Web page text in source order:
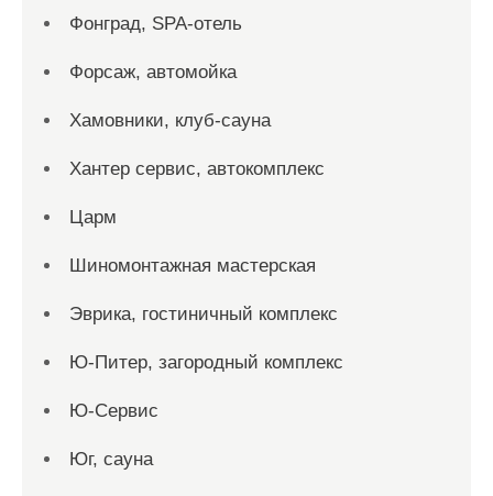
Фонград, SPA-отель
Форсаж, автомойка
Хамовники, клуб-сауна
Хантер сервис, автокомплекс
Царм
Шиномонтажная мастерская
Эврика, гостиничный комплекс
Ю-Питер, загородный комплекс
Ю-Сервис
Юг, сауна